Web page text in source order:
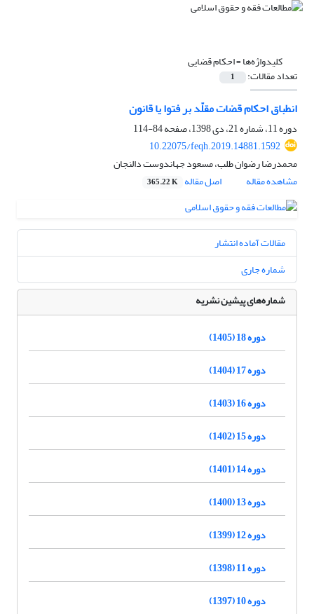
کلیدواژه‌ها =احکام قضایی
تعداد مقالات: 1
انطباق احکام قضات مقلّد بر فتوا یا قانون
دوره 11، شماره 21، دی 1398، صفحه
84-114
10.22075/feqh.2019.14881.1592
محمدرضا رضوان طلب، مسعود جهاندوست دالنجان
مشاهده مقاله
اصل مقاله 365.22 K
مقالات آماده انتشار
شماره جاری
شماره‌های پیشین نشریه
دوره 18 (1405)
دوره 17 (1404)
دوره 16 (1403)
دوره 15 (1402)
دوره 14 (1401)
دوره 13 (1400)
دوره 12 (1399)
دوره 11 (1398)
دوره 10 (1397)